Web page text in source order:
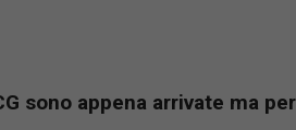
sono appena arrivate ma